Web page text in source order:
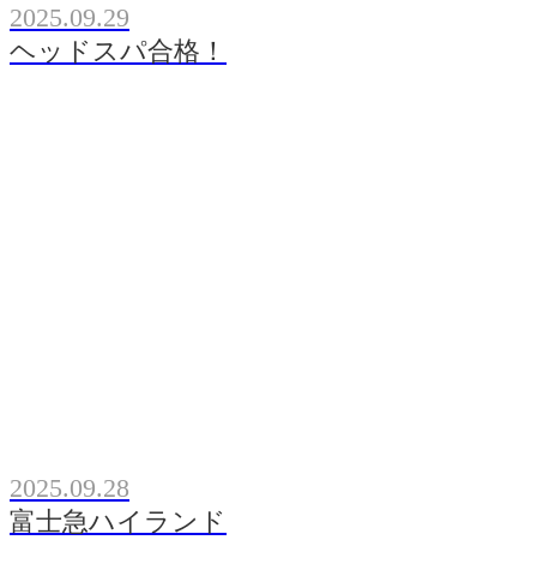
2025.09.29
ヘッドスパ合格！
2025.09.28
富士急ハイランド